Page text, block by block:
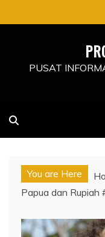
to
PUSAT
You are Here
Papua dan Rupiah